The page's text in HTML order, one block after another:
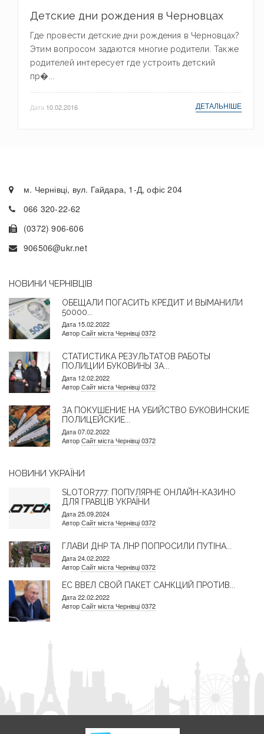
Детские дни рождения в Черновцах
Где провести детские дни рождения в Черновцах?
Этим вопросом задаются многие родители. Также
родителей интересует где устроить детский
пр�...
Дата 10.02.2016 ДЕТАЛЬНІШЕ
м. Чернівці, вул. Гайдара, 1-Д, офіс 204
066 320-22-62
(0372) 906-606
906506@ukr.net
НОВИНИ ЧЕРНІВЦІВ
ОБЕЩАЛИ ПОГАСИТЬ КРЕДИТ И ВЫМАНИЛИ
50000...
Дата 15.02.2022
АвторСайт міста Чернівці 0372
СТАТИСТИКА РЕЗУЛЬТАТОВ РАБОТЫ
ПОЛИЦИИ БУКОВИНЫ ЗА...
Дата 12.02.2022
АвторСайт міста Чернівці 0372
ЗА ПОКУШЕНИЕ НА УБИЙСТВО БУКОВИНСКИЕ
ПОЛИЦЕЙСКИЕ...
Дата 07.02.2022
АвторСайт міста Чернівці 0372
НОВИНИ УКРАЇНИ
SLOTOR777: ПОПУЛЯРНЕ ОНЛАЙН-КАЗИНО
ДЛЯ ГРАВЦІВ УКРАЇНИ
Дата 25.09.2024
АвторСайт міста Чернівці 0372
ГЛАВИ ДНР ТА ЛНР ПОПРОСИЛИ ПУТІНА...
Дата 24.02.2022
АвторСайт міста Чернівці 0372
ЕС ВВЕЛ СВОЙ ПАКЕТ САНКЦИЙ ПРОТИВ...
Дата 22.02.2022
АвторСайт міста Чернівці 0372